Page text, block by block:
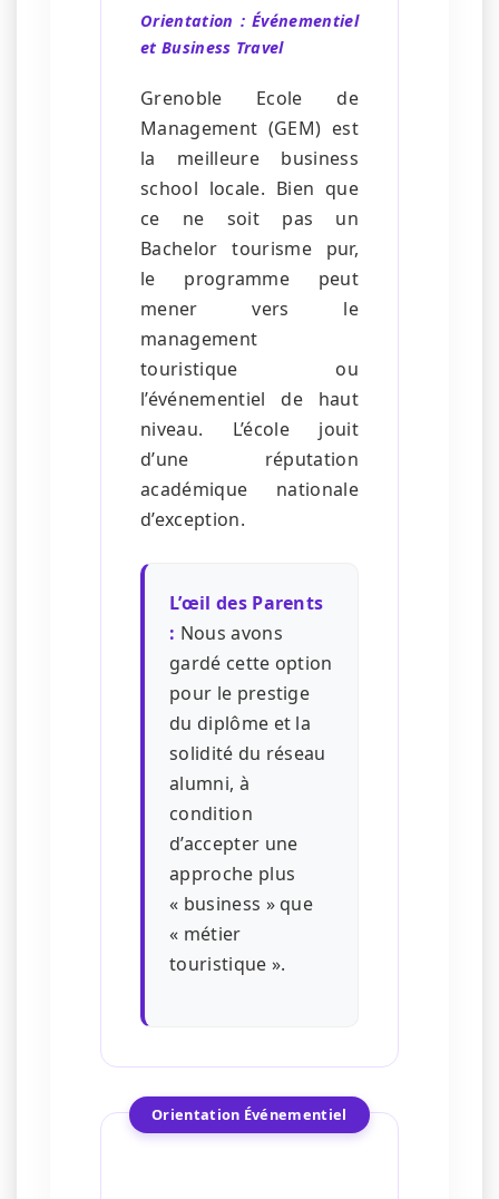
Orientation : Événementiel
et Business Travel
Grenoble Ecole de
Management (GEM) est
la meilleure business
school locale. Bien que
ce ne soit pas un
Bachelor tourisme pur,
le programme peut
mener vers le
management
touristique ou
l’événementiel de haut
niveau. L’école jouit
d’une réputation
académique nationale
d’exception.
L’œil des Parents
: Nous avons
gardé cette option
pour le prestige
du diplôme et la
solidité du réseau
alumni, à
condition
d’accepter une
approche plus
« business » que
« métier
touristique ».
Orientation Événementiel